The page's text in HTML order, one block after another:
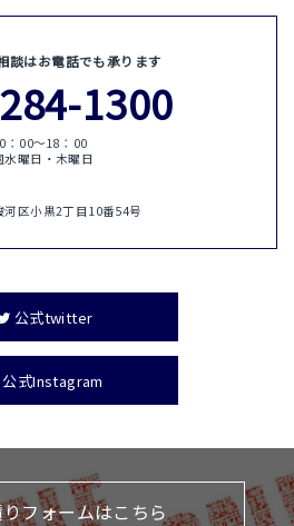
談はお電話でも承ります
1300
：00〜18：00
水曜日・木曜日
河区小黒2丁目10番54号
公式twitter
公式Instagram
フォームはこちら